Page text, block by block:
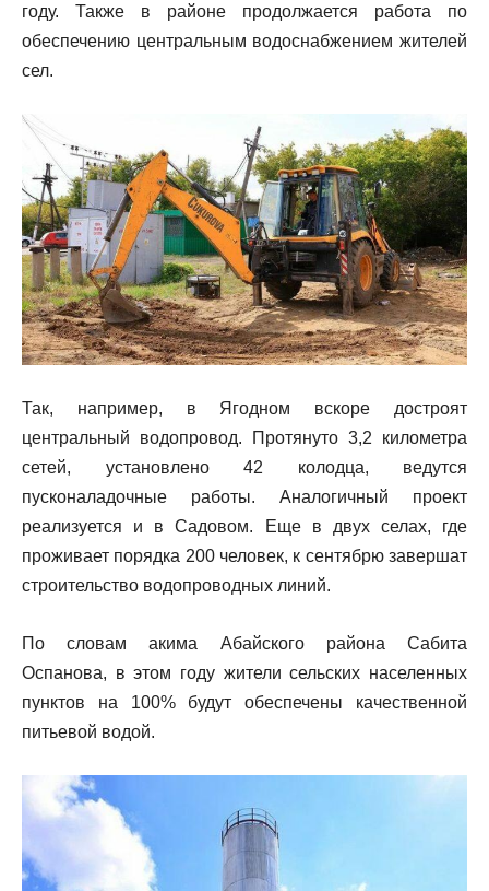
году. Также в районе продолжается работа по
обеспечению центральным водоснабжением жителей
сел.
Так, например, в Ягодном вскоре достроят
центральный водопровод. Протянуто 3,2 километра
сетей, установлено 42 колодца, ведутся
пусконаладочные работы. Аналогичный проект
реализуется и в Садовом. Еще в двух селах, где
проживает порядка 200 человек, к сентябрю завершат
строительство водопроводных линий.
По словам акима Абайского района Сабита
Оспанова, в этом году жители сельских населенных
пунктов на 100% будут обеспечены качественной
питьевой водой.